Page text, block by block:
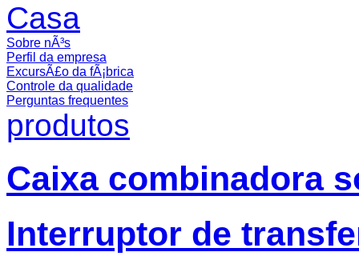
Casa
Sobre nÃ³s
Perfil da empresa
ExcursÃ£o da fÃ¡brica
Controle da qualidade
Perguntas frequentes
produtos
Caixa combinadora
Interruptor de